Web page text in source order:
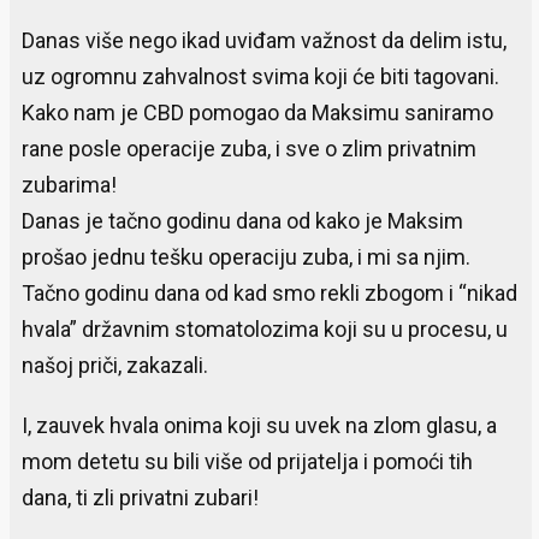
Danas više nego ikad uviđam važnost da delim istu,
uz ogromnu zahvalnost svima koji će biti tagovani.
Kako nam je CBD pomogao da Maksimu saniramo
rane posle operacije zuba, i sve o zlim privatnim
zubarima!
Danas je tačno godinu dana od kako je Maksim
prošao jednu tešku operaciju zuba, i mi sa njim.
Tačno godinu dana od kad smo rekli zbogom i “nikad
hvala” državnim stomatolozima koji su u procesu, u
našoj priči, zakazali.
I, zauvek hvala onima koji su uvek na zlom glasu, a
mom detetu su bili više od prijatelja i pomoći tih
dana, ti zli privatni zubari!